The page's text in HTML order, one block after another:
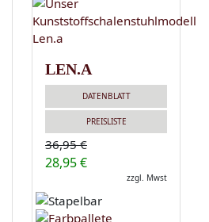
LEN.A
DATENBLATT
PREISLISTE
36,95 €
28,95 €
zzgl. Mwst